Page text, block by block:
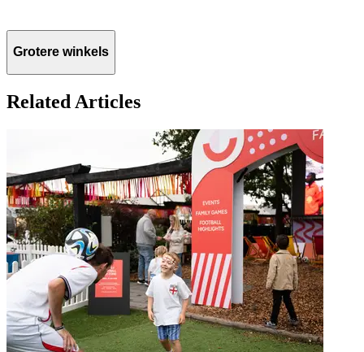
Grotere winkels
Related Articles